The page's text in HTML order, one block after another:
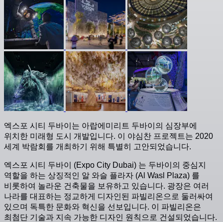
엑스포 시티 두바이는 아랍에미리트 두바이의 심장부에
위치한 미래형 도시 개발입니다. 이 야심찬 프로젝트는 2020
세계 박람회를 개최하기 위해 특별히 고안되었습니다.
엑스포 시티 두바이 (Expo City Dubai) 는 두바이의 중심지
역할을 하는 상징적인 알 와슬 플라자 (Al Wasl Plaza) 를
비롯하여 놀라운 건축물을 보유하고 있습니다. 광장은 여러
나라를 대표하는 정교하게 디자인된 파빌리온으로 둘러싸여
있으며 독특한 문화와 혁신을 선보입니다. 이 파빌리온은
최첨단 기술과 지속 가능한 디자인 원칙으로 건설되었습니다.